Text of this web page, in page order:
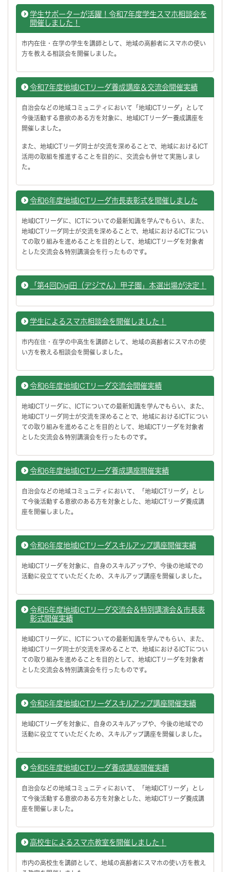
学生サポーターが活躍！令和7年度学生スマホ相談会を
開催しました！
市内在住・在学の学生を講師として、地域の高齢者にスマホの使い
方を教える相談会を開催しました。
令和7年度地域ICTリーダ養成講座＆交流会開催実績
自治会などの地域コミュニティにおいて「地域ICTリーダ」として
今後活動する意欲のある方を対象に、地域ICTリーダー養成講座を
開催しました。
また、地域ICTリーダ同士が交流を深めることで、地域におけるICT
活用の取組を推進することを目的に、交流会も併せて実施しまし
た。
令和6年度地域ICTリーダ市長表彰式を開催しました
地域ICTリーダに、ICTについての最新知識を学んでもらい、また、
地域ICTリーダ同士が交流を深めることで、地域におけるICTについ
ての取り組みを進めることを目的として、地域ICTリーダを対象者
とした交流会＆特別講演会を行ったものです。
「第4回Digi田（デジでん）甲子園」本選出場が決定！
学生によるスマホ相談会を開催しました！
市内在住・在学の中高生を講師として、地域の高齢者にスマホの使
い方を教える相談会を開催しました。
令和6年度地域ICTリーダ交流会開催実績
地域ICTリーダに、ICTについての最新知識を学んでもらい、また、
地域ICTリーダ同士が交流を深めることで、地域におけるICTについ
ての取り組みを進めることを目的として、地域ICTリーダを対象者
とした交流会＆特別講演会を行ったものです。
令和6年度地域ICTリーダ養成講座開催実績
自治会などの地域コミュニティにおいて、「地域ICTリーダ」とし
て今後活動する意欲のある方を対象とした、地域ICTリーダ養成講
座を開催しました。
令和6年度地域ICTリーダスキルアップ講座開催実績
地域ICTリーダを対象に、自身のスキルアップや、今後の地域での
活動に役立てていただくため、スキルアップ講座を開催しました。
令和5年度地域ICTリーダ交流会＆特別講演会＆市長表
彰式開催実績
地域ICTリーダに、ICTについての最新知識を学んでもらい、また、
地域ICTリーダ同士が交流を深めることで、地域におけるICTについ
ての取り組みを進めることを目的として、地域ICTリーダを対象者
とした交流会＆特別講演会を行ったものです。
令和5年度地域ICTリーダスキルアップ講座開催実績
地域ICTリーダを対象に、自身のスキルアップや、今後の地域での
活動に役立てていただくため、スキルアップ講座を開催しました。
令和5年度地域ICTリーダ養成講座開催実績
自治会などの地域コミュニティにおいて、「地域ICTリーダ」とし
て今後活動する意欲のある方を対象とした、地域ICTリーダ養成講
座を開催しました。
高校生によるスマホ教室を開催しました！
市内の高校生を講師として、地域の高齢者にスマホの使い方を教え